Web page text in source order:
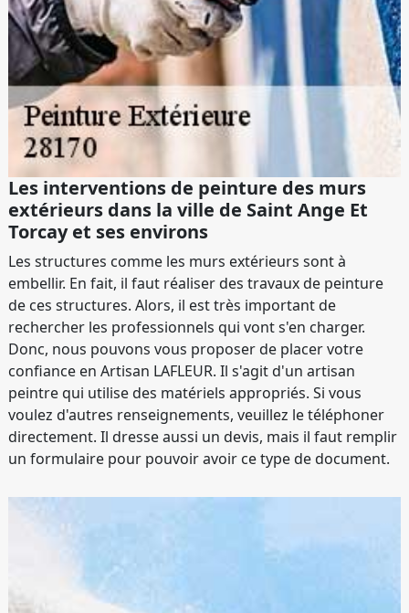
Les interventions de peinture des murs
extérieurs dans la ville de Saint Ange Et
Torcay et ses environs
Les structures comme les murs extérieurs sont à
embellir. En fait, il faut réaliser des travaux de peinture
de ces structures. Alors, il est très important de
rechercher les professionnels qui vont s'en charger.
Donc, nous pouvons vous proposer de placer votre
confiance en Artisan LAFLEUR. Il s'agit d'un artisan
peintre qui utilise des matériels appropriés. Si vous
voulez d'autres renseignements, veuillez le téléphoner
directement. Il dresse aussi un devis, mais il faut remplir
un formulaire pour pouvoir avoir ce type de document.